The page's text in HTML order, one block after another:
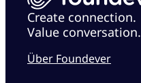
Create connection.
Value conversation.
Über Foundever